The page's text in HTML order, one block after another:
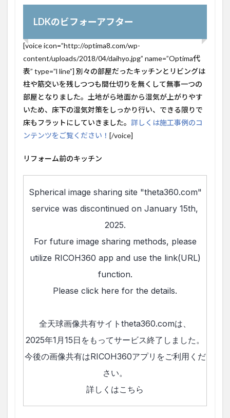
LDKのビフォーアフター
[voice icon=”http://optima8.com/wp-
content/uploads/2018/04/daihyo.jpg” name=”Optima代
表” type=”l line”] 別々の部屋だったキッチンとリビングは
柱や筋交いを残しつつも間仕切りを無くして無事一つの
部屋となりました。土地がら地面から湿気が上がりやす
いため、床下の湿気対策をしっかり行い、できる限りで
床もフラットにしていきました。 詳しくは施工事例のコ
ンテンツをご覧ください！ [/voice]
リフォーム前のキッチン